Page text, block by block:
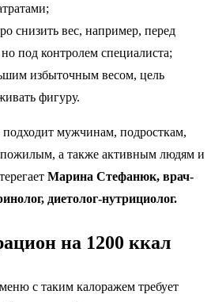
снизить вес, например, перед
под контролем специалиста;
избыточным весом, цель
фигуру.
подходит мужчинам, подросткам,
а также активным людям и
Марина Стефанюк, врач-
диетолог-нутрициолог.
на 1200 ккал
с таким калоражем требует